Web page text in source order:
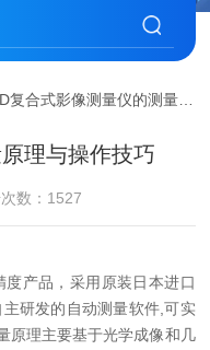
复合式影像测量仪的测量原理与操作技巧
理与操作技巧
数：1527
产品，采用原装日本进口
研发的自动测量软件,可实
原理主要基于光学成像和几